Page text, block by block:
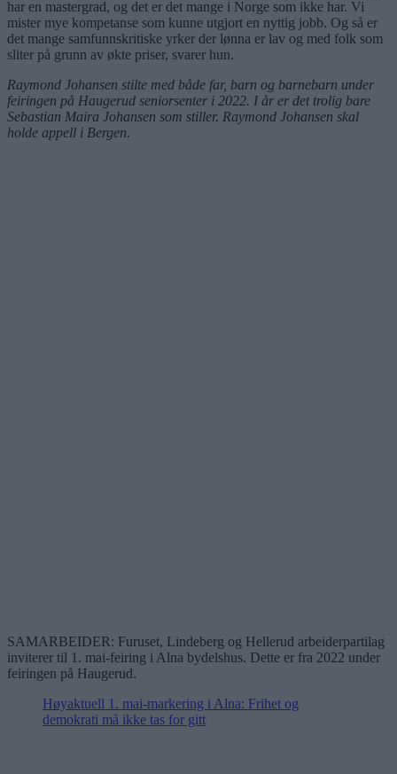
har en mastergrad, og det er det mange i Norge som ikke har. Vi
mister mye kompetanse som kunne utgjort en nyttig jobb. Og så er
det mange samfunnskritiske yrker der lønna er lav og med folk som
sliter på grunn av økte priser, svarer hun.
Raymond Johansen stilte med både far, barn og barnebarn under
feiringen på Haugerud seniorsenter i 2022. I år er det trolig bare
Sebastian Maira Johansen som stiller. Raymond Johansen skal
holde appell i Bergen.
SAMARBEIDER: Furuset, Lindeberg og Hellerud arbeiderpartilag
inviterer til 1. mai-feiring i Alna bydelshus. Dette er fra 2022 under
feiringen på Haugerud.
Høyaktuell 1. mai-markering i Alna: Frihet og
demokrati må ikke tas for gitt